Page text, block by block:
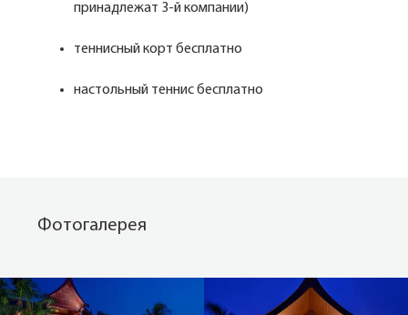
принадлежат 3-й компании)
теннисный корт бесплатно
настольный теннис бесплатно
Фотогалерея